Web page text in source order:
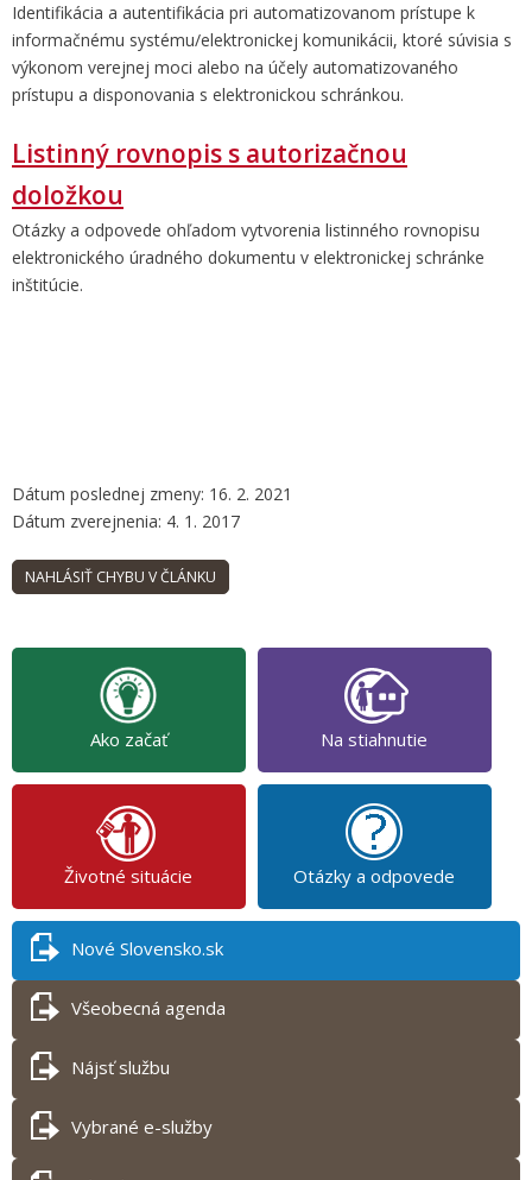
Identifikácia a autentifikácia pri automatizovanom prístupe k
informačnému systému/elektronickej komunikácii, ktoré súvisia s
výkonom verejnej moci alebo na účely automatizovaného
prístupu a disponovania s elektronickou schránkou.
Listinný rovnopis s autorizačnou
doložkou
Otázky a odpovede ohľadom vytvorenia listinného rovnopisu
elektronického úradného dokumentu v elektronickej schránke
inštitúcie.
Dátum poslednej zmeny: 16. 2. 2021
Dátum zverejnenia: 4. 1. 2017
Ako začať Na stiahnutie
Životné situácie Otázky a odpovede
Nové Slovensko.sk
Všeobecná agenda
Nájsť službu
Vybrané e-služby